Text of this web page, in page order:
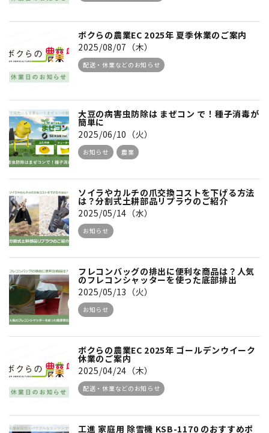
ボクらの農業EC 2025年 夏季休業のご案内
2025/08/07（木）
配送・休業などのお知らせ
大豆の病害虫防除は まぜコン で！種子消毒が
簡単に
2025/06/10（火）
お知らせ 農業
ソイラやカルチの爪交換コストを下げる方法
は？分割式土耕部品リプラウのご紹介
2025/05/14（水）
お知らせ
フレコンバッグの排出に便利な商品は？人気
のフレコンシャッターを使った底部排出
2025/05/13（火）
お知らせ
ボクらの農業EC 2025年 ゴールデンウイーク
休業のご案内
2025/04/24（木）
配送・休業などのお知らせ
工進 家庭用 除雪機 KSB-1170 のおすすめポ